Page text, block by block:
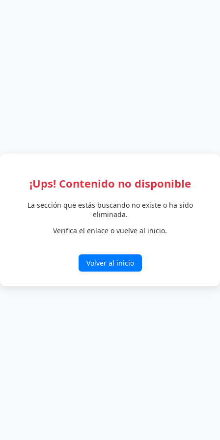
¡Ups! Contenido no disponible
La sección que estás buscando no existe o ha sido
eliminada.
Verifica el enlace o vuelve al inicio.
Volver al inicio